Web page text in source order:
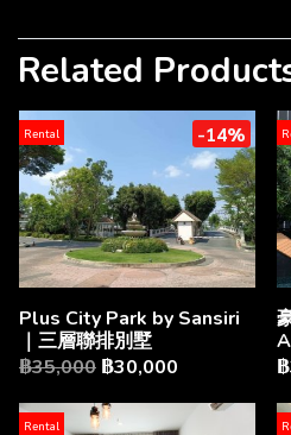
Related
Rental -14%
Plus City Park by Sansiri
｜三層聯排別墅
฿35,000 ฿30,000
Rental